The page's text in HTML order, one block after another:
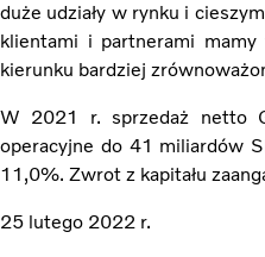
duże udziały w rynku i
klientami i partnerami
kierunku bardziej
W 2021 r. sprzedaż netto
operacyjne do 41 miliardów
11,0%. Zwrot z kapitału
25 lutego 2022 r.